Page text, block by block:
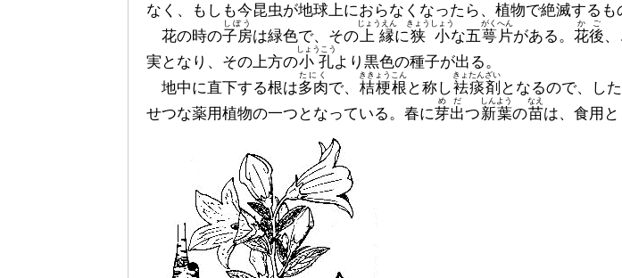
なく、もしも今昆虫が地球上におらなくなったら、植物で絶滅するも
花の時の子房
しぼう
は緑色で、その 上縁
じょうえん
に狭小
きょうしょう
な五萼片
がくへん
がある。 花後
かご
実となり、その上方の小孔
しょうこう
より黒色の種子が出る。
地中に直下する根は多肉
たにく
で、 桔梗根
ききょうこん
と称し袪痰剤
きょたんざい
となるので、し
せつな薬用植物の一つとなっている。春に芽出
めだ
つ新葉
しんよう
の苗
なえ
は、食用と